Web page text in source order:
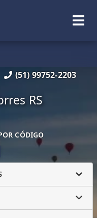
(51) 99752-2203
RS
CÓDIGO